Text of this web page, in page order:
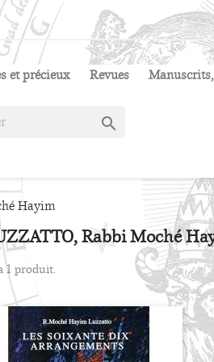
et précieux Revues

Hayim
Rabbi Moché
1 produit.